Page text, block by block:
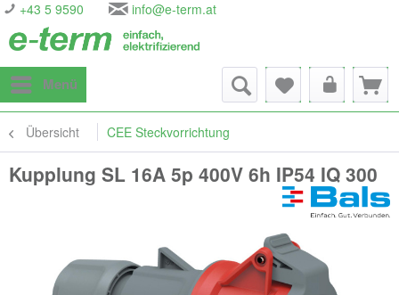
+43 5 9590 info@e-term.at
Menü
Übersicht CEE Steckvorrichtung
Kupplung SL 16A 5p 400V 6h IP54 IQ 300